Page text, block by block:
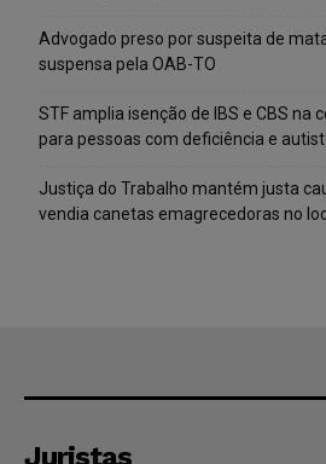
Advogado preso por suspeita de
suspensa pela OAB-TO
STF amplia isenção de IBS e CBS na
para pessoas com deficiência e
Justiça do Trabalho mantém justa
vendia canetas emagrecedoras no
Juristas